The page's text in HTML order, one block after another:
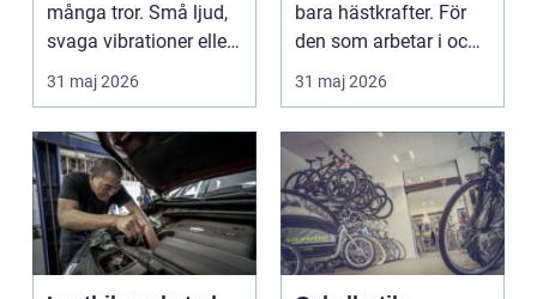
många tror. Små ljud,
svaga vibrationer eller
en varningsla...
31 maj 2026
bara hästkrafter. För
den som arbetar i och
runt Sundsvall ...
31 maj 2026